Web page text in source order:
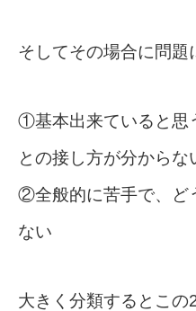
そしてその場合に問
①基本出来ていると思
との接し方が分からな
②全般的に苦手で、ど
ない
大きく分類するとこの